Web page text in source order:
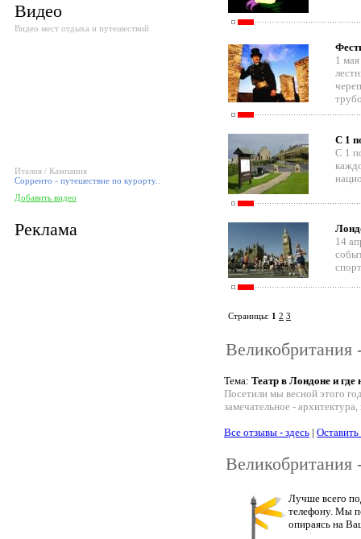
Видео
Видео мест отдыха и путешествий
Италия / Кампания
Сорренто - путешествие по курорту..
Добавить видео
Реклама
1
С 1
С 1
14
Страницы: 1 2 3
Великобритания
Тема: Театр в Лондоне и
Посетили мы весной этого
замечательное -
Все отзывы - здесь |
Великобритания
Лучше всего
телефону. Мы
опираясь на